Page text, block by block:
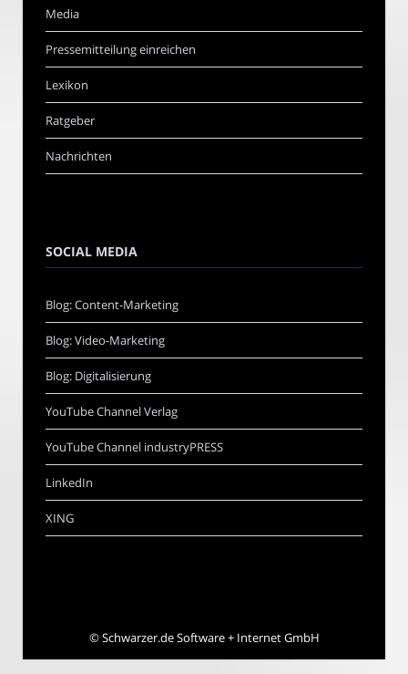
Media
Pressemitteilung einreichen
Lexikon
Ratgeber
Nachrichten
SOCIAL MEDIA
Blog: Content-Marketing
Blog: Video-Marketing
Blog: Digitalisierung
YouTube Channel Verlag
YouTube Channel industryPRESS
LinkedIn
XING
©Schwarzer.de Software + Internet GmbH